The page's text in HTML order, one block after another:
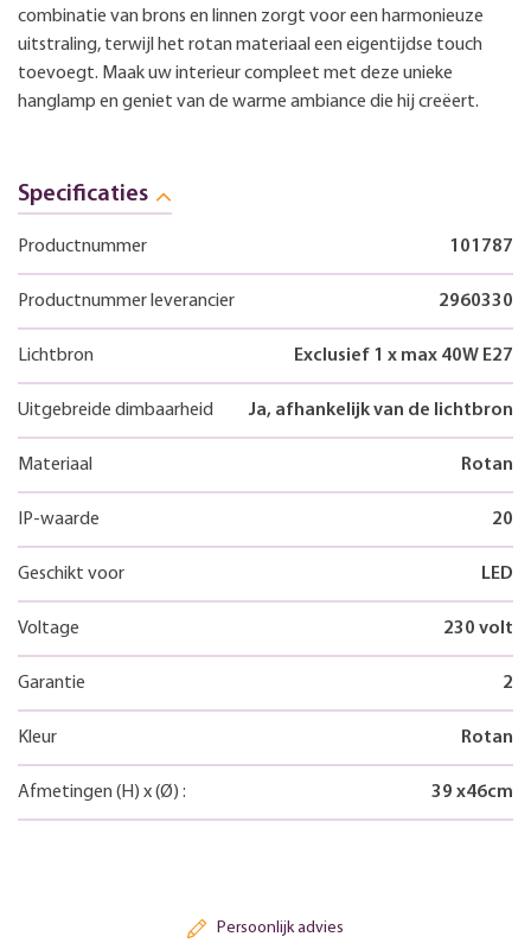
combinatie van brons en linnen zorgt voor een harmonieuze
uitstraling, terwijl het rotan materiaal een eigentijdse touch
toevoegt. Maak uw interieur compleet met deze unieke
hanglamp en geniet van de warme ambiance die hij creëert.
Specificaties
Productnummer 101787
Productnummer leverancier 2960330
Lichtbron Exclusief 1 x max 40W E27
Uitgebreide dimbaarheid Ja, afhankelijk van de lichtbron
Materiaal Rotan
IP-waarde 20
Geschikt voor LED
Voltage 230 volt
Garantie 2
Kleur Rotan
Afmetingen (H) x(Ø) : 39 x46cm
Persoonlijk advies